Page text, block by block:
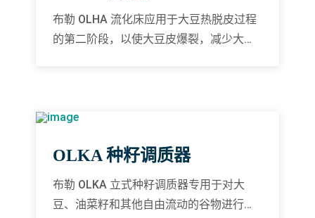
布勒 OLHA 流化床应用于大豆热脱皮过程
的第二阶段，以使大豆皮爆裂，减少大豆
OLKA 种籽调质器
布勒 OLKA 立式种籽调质器专用于对大
豆、油菜籽和其他自由流动的谷物进行间